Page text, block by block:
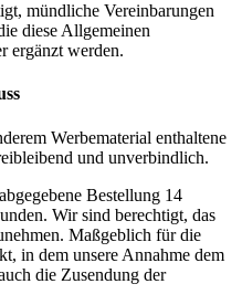
mündliche Vereinbarungen
diese Allgemeinen
ergänzt werden.
Werbematerial enthaltene
und unverbindlich.
Bestellung 14
Wir sind berechtigt, das
Maßgeblich für die
in dem unsere Annahme dem
die Zusendung der